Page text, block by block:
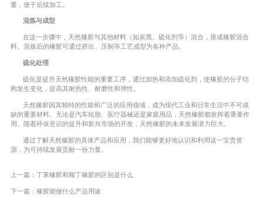
量，便于后续加工。
混炼与成型
在这一步骤中，天然橡胶与其他材料（如炭黑、硫化剂等）混合，形成橡胶混合
料。混炼后的橡胶可通过挤出、压制等工艺成型为各种产品。
硫化处理
硫化是提升天然橡胶性能的重要工序，通过加热和添加硫化剂，使橡胶的分子结
构发生变化，提高其耐热性、耐磨性和弹性。
天然橡胶因其独特的性能和广泛的应用领域，成为现代工业和日常生活中不可或
缺的重要材料。无论是汽车轮胎、医疗器械还是家庭用品，天然橡胶都发挥着重要作
用。随着环保意识的提升和新兴市场的开发，天然橡胶的未来发展潜力巨大。
通过了解天然橡胶的具体产品和应用，我们能够更好地认识和利用这一宝贵资
源，为可持续发展贡献一份力量。
上一篇： 丁苯橡胶和顺丁橡胶的区别是什么
下一篇： 橡胶能做什么产品用途